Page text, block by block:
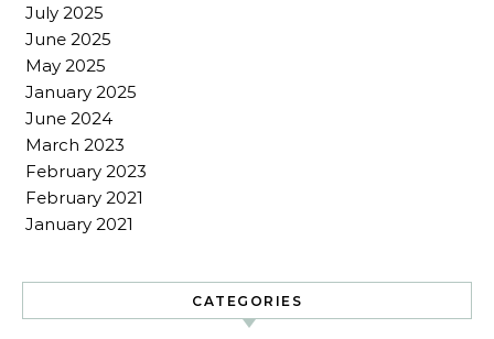
July 2025
June 2025
May 2025
January 2025
June 2024
March 2023
February 2023
February 2021
January 2021
CATEGORIES